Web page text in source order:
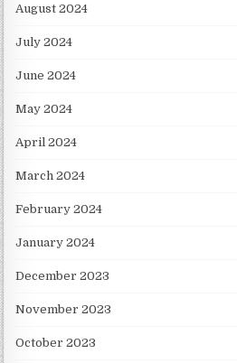
August 2024
July 2024
June 2024
May 2024
April 2024
March 2024
February 2024
January 2024
December 2023
November 2023
October 2023